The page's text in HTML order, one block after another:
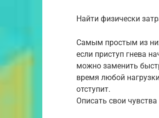
Найти физически
Самым простым из
если приступ гнева
можно заменить
время любой
отступит.
Описать свои чувства